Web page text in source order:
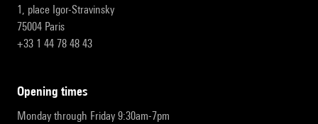
1, place Igor-Stravinsky
75004 Paris
+33 1 44 78 48 43
opening times
Monday through Friday 9:30am-7pm